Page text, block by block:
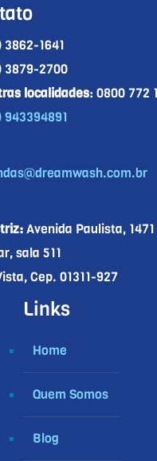
3862-1641
3879-2700
localidades: 0800 772
943394891
Avenida Paulista, 1471
sala 511
Cep. 01311-927
Links
Home
Quem Somos
Blog